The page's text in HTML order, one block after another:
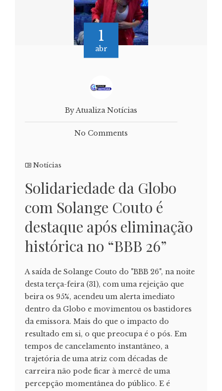
1
abr
By Atualiza Notícias
No Comments
Notícias
Solidariedade da Globo
com Solange Couto é
destaque após eliminação
histórica no “BBB 26”
A saída de Solange Couto do "BBB 26", na noite
desta terça-feira (31), com uma rejeição que
beira os 95%, acendeu um alerta imediato
dentro da Globo e movimentou os bastidores
da emissora. Mais do que o impacto do
resultado em si, o que preocupa é o pós. Em
tempos de cancelamento instantâneo, a
trajetória de uma atriz com décadas de
carreira não pode ficar à mercê de uma
percepção momentânea do público. E é